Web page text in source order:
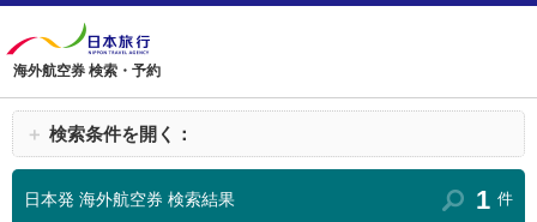
海外航空券 検索・予約
＋ 検索条件を開く：
日本発 海外航空券 検索結果 1 件